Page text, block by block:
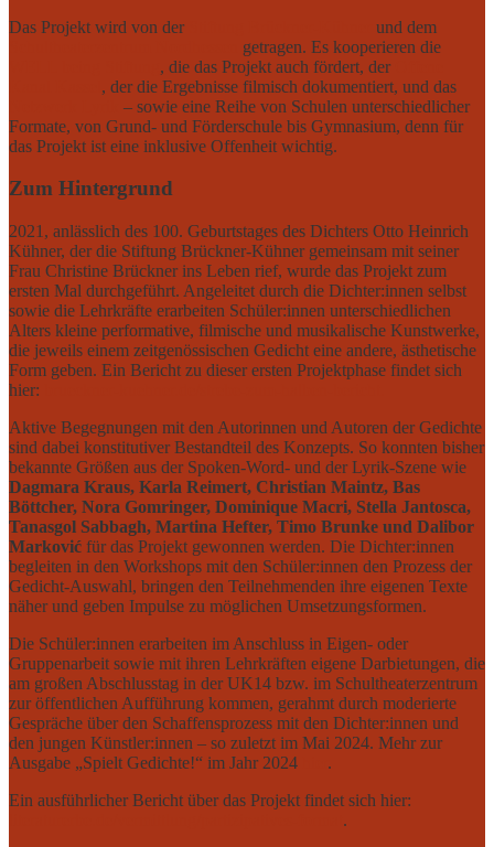
Das Projekt wird von der
und dem
getragen. Es kooperieren die
, die das Projekt auch fördert, der
, der die Ergebnisse filmisch dokumentiert, und das
– sowie eine Reihe von Schulen unterschiedlicher
Formate, von Grund- und Förderschule bis Gymnasium, denn für
das Projekt ist eine inklusive Offenheit wichtig.
Zum Hintergrund
2021, anlässlich des 100. Geburtstages des Dichters Otto Heinrich
Kühner, der die Stiftung Brückner-Kühner gemeinsam mit seiner
Frau Christine Brückner ins Leben rief, wurde das Projekt zum
ersten Mal durchgeführt. Angeleitet durch die Dichter:innen selbst
sowie die Lehrkräfte erarbeiten Schüler:innen unterschiedlichen
Alters kleine performative, filmische und musikalische Kunstwerke,
die jeweils einem zeitgenössischen Gedicht eine andere, ästhetische
Form geben. Ein Bericht zu dieser ersten Projektphase findet sich
hier:
Aktive Begegnungen mit den Autorinnen und Autoren der Gedichte
sind dabei konstitutiver Bestandteil des Konzepts. So konnten bisher
bekannte Größen aus der Spoken-Word- und der Lyrik-Szene wie
Dagmara Kraus, Karla Reimert, Christian Maintz, Bas
Böttcher, Nora Gomringer, Dominique Macri, Stella Jantosca,
Tanasgol Sabbagh, Martina Hefter, Timo Brunke und Dalibor
Marković für das Projekt gewonnen werden. Die Dichter:innen
begleiten in den Workshops mit den Schüler:innen den Prozess der
Gedicht-Auswahl, bringen den Teilnehmenden ihre eigenen Texte
näher und geben Impulse zu möglichen Umsetzungsformen.
Die Schüler:innen erarbeiten im Anschluss in Eigen- oder
Gruppenarbeit sowie mit ihren Lehrkräften eigene Darbietungen, die
am großen Abschlusstag in der UK14 bzw. im Schultheaterzentrum
zur öffentlichen Aufführung kommen, gerahmt durch moderierte
Gespräche über den Schaffensprozess mit den Dichter:innen und
den jungen Künstler:innen – so zuletzt im Mai 2024. Mehr zur
Ausgabe „Spielt Gedichte!“ im Jahr 2024
.
Ein ausführlicher Bericht über das Projekt findet sich hier:
.